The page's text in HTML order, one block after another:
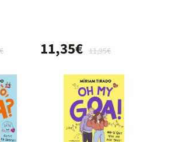
11,95€
11,35€